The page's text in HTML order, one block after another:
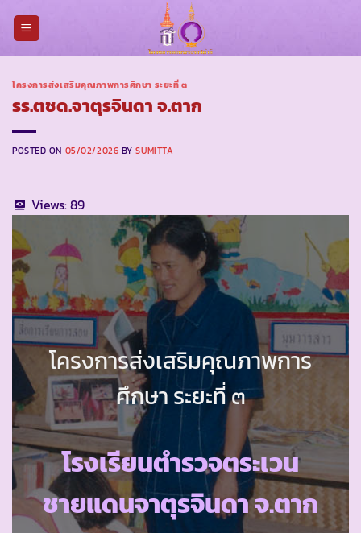
โครงการส่งเสริมคุณภาพการศึกษา ระยะที่ ๓
รร.ตชด.จาตุรจินดา จ.ตาก
POSTED ON 05/02/2026 BYSUMITTA
Views:89
โครงการส่งเสริมคุณภาพการ
ศึกษา ระยะที่ ๓
โรงเรียนตำรวจตระเวน
ชายแดนจาตุรจินดา จ.ตาก